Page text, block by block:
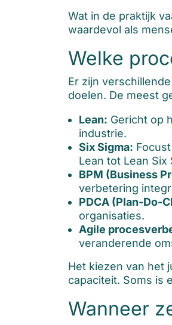
Wat in de praktijk
waardevol als
Welke
Er zijn
doelen. De meest
Lean: Gericht op
industrie.
Six Sigma:
Lean tot Lean Six
BPM (Business
verbetering
PDCA (Plan-Do-
organisaties.
Agile
veranderende
Het kiezen van het
capaciteit. Soms is
Wanneer